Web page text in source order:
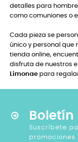
detalles para
como comuniones o
Cada pieza se
único y personal que
tienda online,
disfruta de nuestros
Limonae para
Boletín
Suscríbete
promociones